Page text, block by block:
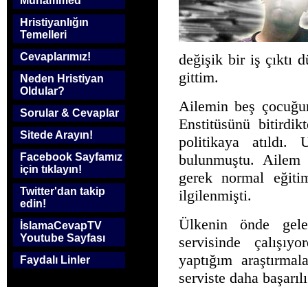
Hristiyanlığın
Temelleri
Cevaplarımız!
Neden Hristiyan
Oldular?
Sorular & Cevaplar
Sitede Arayın!
Facebook Sayfamız
için tıklayın!
Twitter'dan takip
edin!
İslamaCevapTV
Youtube Sayfası
Faydalı Linler
değişik bir iş çıktı
gittim.
Ailemin beş
Enstitüsünü
politikaya atıldı.
bulunmuştu. Ailem
gerek normal
ilgilenmişti.
Ülkenin önde
servisinde
yaptığım
serviste daha